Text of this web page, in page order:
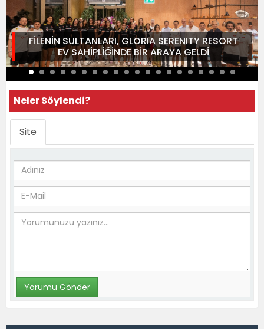
FİLENİN SULTANLARI, GLORIA SERENITY RESORT
EV SAHİPLİĞİNDE BİR ARAYA GELDİ
Neler Söylendi?
Site